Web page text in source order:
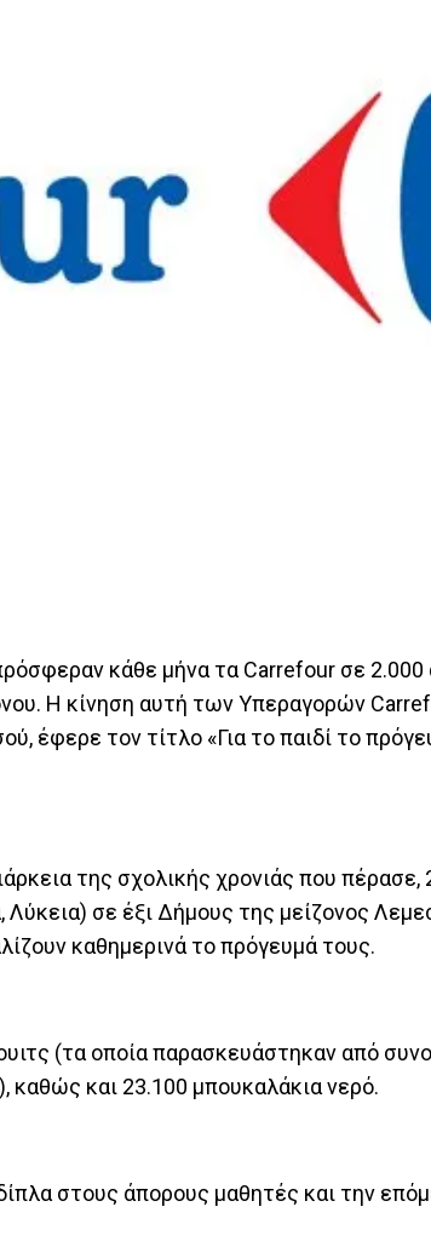
κάθε μήνα τα Carrefour σε
Η κίνηση αυτή των Υπεραγορών
έφερε τον τίτλο «Για το παιδί το
της σχολικής χρονιάς που πέρασε,
Λύκεια) σε έξι Δήμους της μείζονος
καθημερινά το πρόγευμά τους.
(τα οποία παρασκευάστηκαν από
καθώς και 23.100 μπουκαλάκια νερό.
στους άπορους μαθητές και την